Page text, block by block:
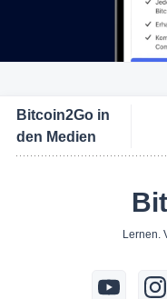
Bitcoin2Go in
den Medien
Lernen.